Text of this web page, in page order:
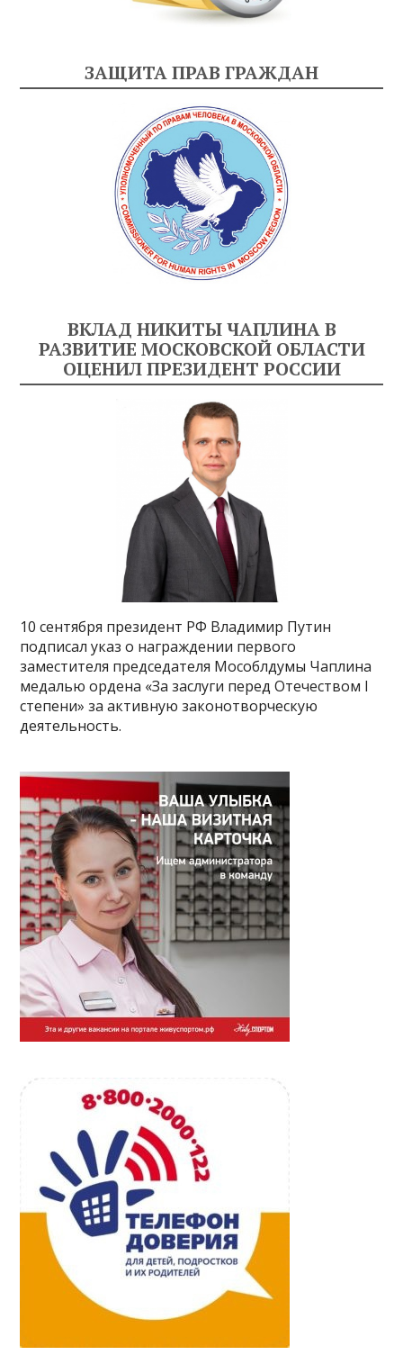
ЗАЩИТА ПРАВ ГРАЖДАН
ВКЛАД НИКИТЫ ЧАПЛИНА В
РАЗВИТИЕ МОСКОВСКОЙ ОБЛАСТИ
ОЦЕНИЛ ПРЕЗИДЕНТ РОССИИ
10 сентября президент РФ Владимир Путин
подписал указ о награждении первого
заместителя председателя Мособлдумы Чаплина
медалью ордена «За заслуги перед Отечеством I
степени» за активную законотворческую
деятельность.